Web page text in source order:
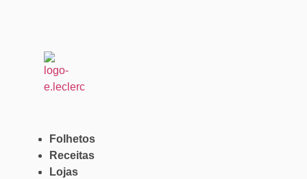
Folhetos
Receitas
Lojas